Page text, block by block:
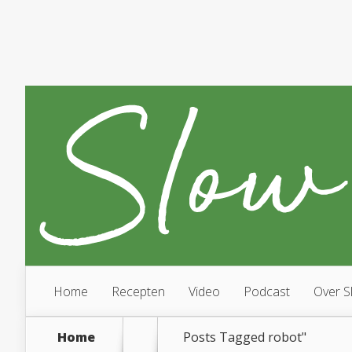
Home Recepten Video Podcast Over
Home Posts Tagged robot"